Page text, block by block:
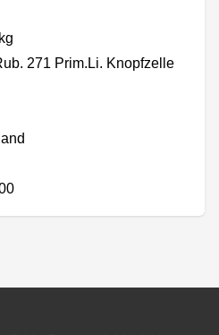
271 Prim.Li. Knopfzelle